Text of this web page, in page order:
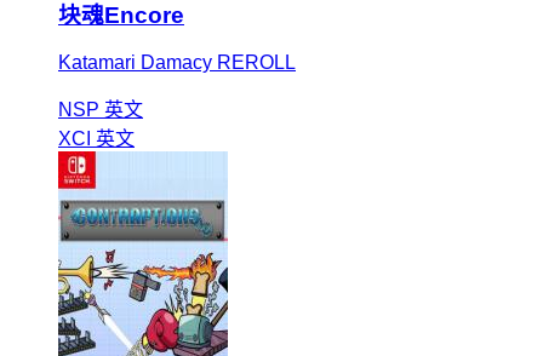
块魂Encore
Katamari Damacy REROLL
NSP 英文
XCI 英文